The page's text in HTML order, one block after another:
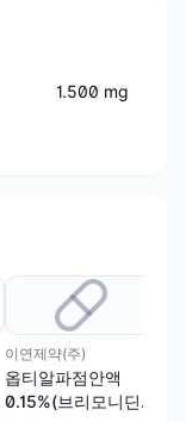
1.500 mg
이연제약(주)
옵티알파점안액
0.15%(브리모니딘타